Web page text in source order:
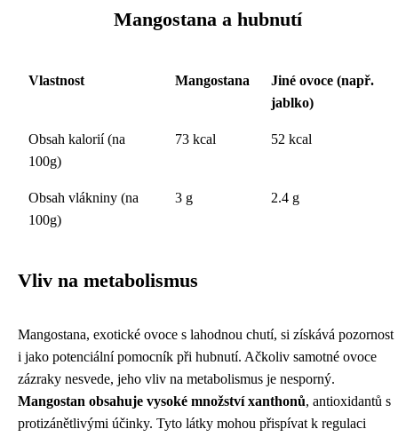
Mangostana a hubnutí
Vlastnost Mangostana
Jiné ovoce (např.
jablko)
Obsah kalorií (na
100g)
73 kcal 52 kcal
Obsah vlákniny (na
100g)
3 g 2.4 g
Vliv na metabolismus
Mangostana, exotické ovoce s lahodnou chutí, si získává pozornost
i jako potenciální pomocník při hubnutí. Ačkoliv samotné ovoce
zázraky nesvede, jeho vliv na metabolismus je nesporný.
Mangostan obsahuje vysoké množství xanthonů, antioxidantů s
protizánětlivými účinky. Tyto látky mohou přispívat k regulaci